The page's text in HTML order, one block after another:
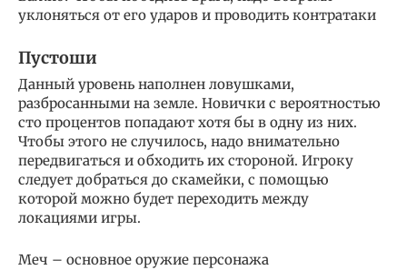
уклоняться от его ударов и проводить контратаки
Пустоши
Данный уровень наполнен ловушками,
разбросанными на земле. Новички с вероятностью
сто процентов попадают хотя бы в одну из них.
Чтобы этого не случилось, надо внимательно
передвигаться и обходить их стороной. Игроку
следует добраться до скамейки, с помощью
которой можно будет переходить между
локациями игры.
Меч – основное оружие персонажа